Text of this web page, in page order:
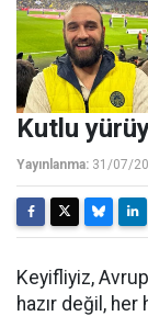
Kutlu
Yayınlanma: 31/07/
Keyifliyiz,
hazır değil,